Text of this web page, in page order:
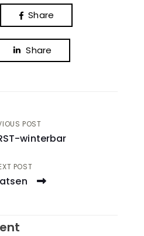
Share
Share
POST
winterbar
POST